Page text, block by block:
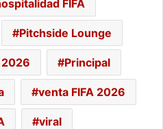
FIFA
Pitchside Lounge
Principal
venta FIFA 2026
viral